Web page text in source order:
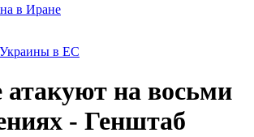
в Иране
в ЕС
атакуют на восьми
- Генштаб